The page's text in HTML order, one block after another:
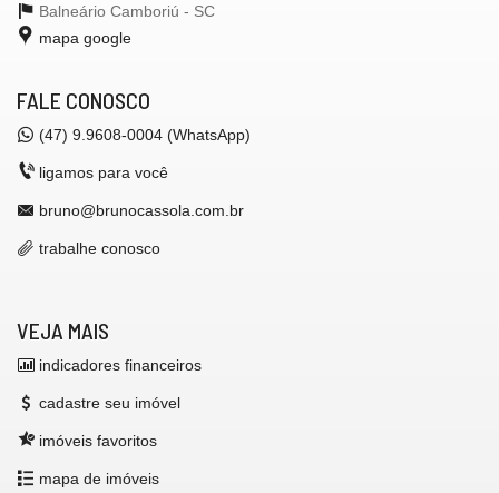
Balneário Camboriú - SC
mapa google
FALE CONOSCO
(47) 9.9608-0004 (WhatsApp)
ligamos para você
bruno@brunocassola.com.br
trabalhe conosco
VEJA MAIS
indicadores financeiros
cadastre seu imóvel
imóveis favoritos
mapa de imóveis